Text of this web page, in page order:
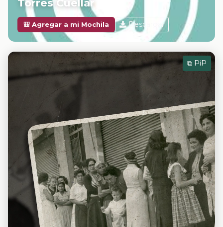
Torres Cuéllar
🎒 Agregar a mi Mochila Descargar
⧉ PiP